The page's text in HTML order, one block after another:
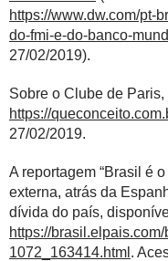
https://www.dw.com/pt-
do-fmi-e-do-banco-
27/02/2019).
Sobre o Clube de Paris,
https://
27/02/2019.
A reportagem “Brasil é
externa, atrás da
dívida do país,
https://
1072_163414.html .